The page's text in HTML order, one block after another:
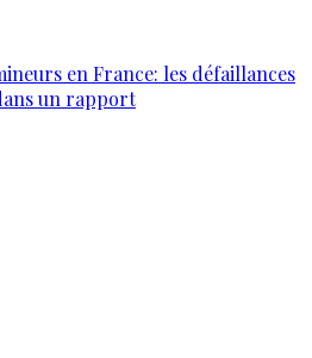
en France: les défaillances
un rapport